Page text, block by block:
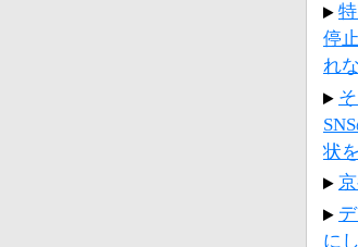
停
れ
状
に